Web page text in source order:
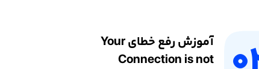
آموزش رفع خطای Your
Connection is not